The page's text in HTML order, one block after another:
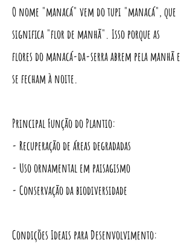
O nome "manacá" vem do tupi "manacá", que
significa "flor de manhã". Isso porque as
flores do manacá-da-serra abrem pela manhã e
se fecham à noite.
Principal Função do Plantio:
- Recuperação de áreas degradadas
- Uso ornamental em paisagismo
- Conservação da biodiversidade
Condições Ideais para Desenvolvimento: